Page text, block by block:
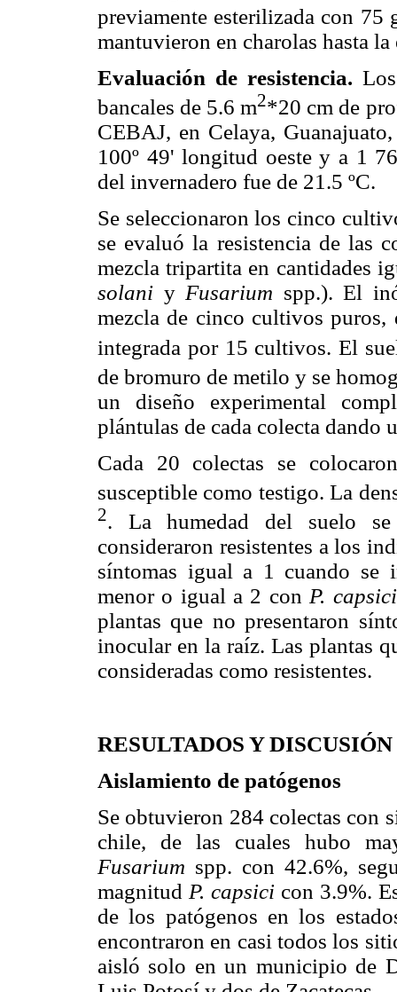
previamente esterilizada con 75
mantuvieron en charolas hasta
Evaluación de resistencia.
bancales de 5.6 m2*20 cm de
CEBAJ, en Celaya,
100º 49' longitud oeste y a 1
del invernadero fue de 21.5 ºC.
Se seleccionaron los cinco
se evaluó la resistencia de las
mezcla tripartita en cantidades
solani y Fusarium spp.). El
mezcla de cinco cultivos puros,
integrada por 15 cultivos. El
de bromuro de metilo y se
un diseño experimental
plántulas de cada colecta dando
Cada 20 colectas se
susceptible como testigo. La
2. La humedad del suelo
consideraron resistentes a los
síntomas igual a 1 cuando se
menor o igual a 2 conP. capsici
plantas que no presentaron
inocular en la raíz. Las plantas
consideradas como resistentes.
RESULTADOS Y DISCUSIÓN
Aislamiento de patógenos
Se obtuvieron 284 colectas con
chile, de las cuales hubo
Fusarium spp. con 42.6%,
magnitud P. capsicicon 3.9%.
de los patógenos en los
encontraron en casi todos los
aisló solo en un municipio de